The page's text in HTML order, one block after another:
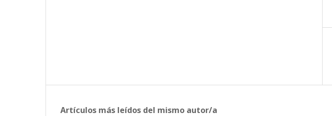
Artículos más leídos del mismo autor/a